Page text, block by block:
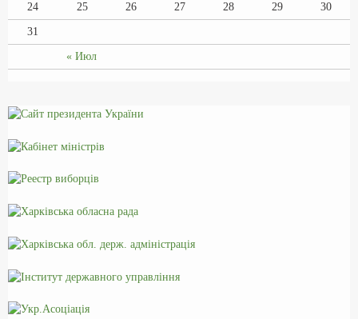
« Июл
24 25 26 27 28 29 30
31